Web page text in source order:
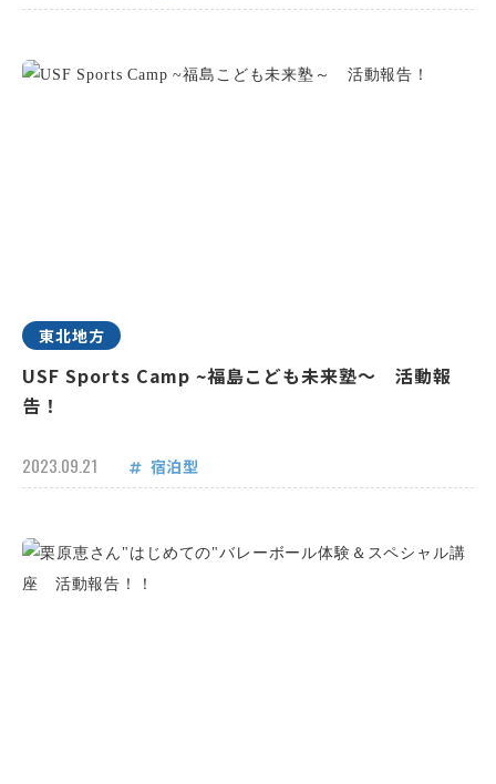
東北地方
USF Sports Camp ~福島こども未来塾～ 活動報
告！
2023.09.21 宿泊型